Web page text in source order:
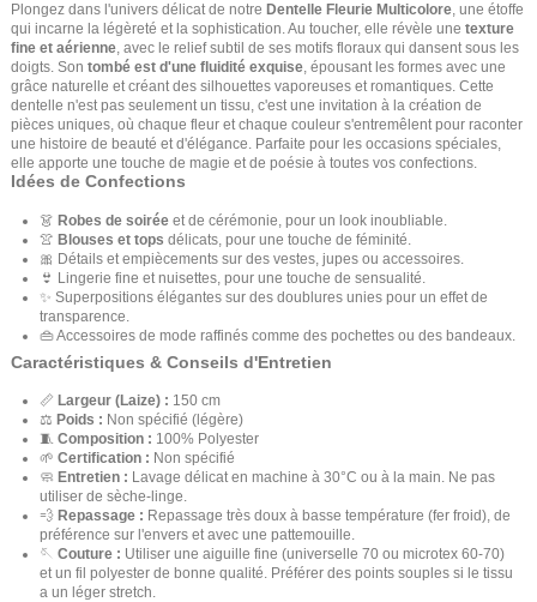
Plongez dans l'univers délicat de notre Dentelle Fleurie Multicolore, une étoffe
qui incarne la légèreté et la sophistication. Au toucher, elle révèle une texture
fine et aérienne, avec le relief subtil de ses motifs floraux qui dansent sous les
doigts. Son tombé est d'une fluidité exquise, épousant les formes avec une
grâce naturelle et créant des silhouettes vaporeuses et romantiques. Cette
dentelle n'est pas seulement un tissu, c'est une invitation à la création de
pièces uniques, où chaque fleur et chaque couleur s'entremêlent pour raconter
une histoire de beauté et d'élégance. Parfaite pour les occasions spéciales,
elle apporte une touche de magie et de poésie à toutes vos confections.
Idées de Confections
👗 Robes de soirée et de cérémonie, pour un look inoubliable.
👚 Blouses et tops délicats, pour une touche de féminité.
🎀 Détails et empiècements sur des vestes, jupes ou accessoires.
👙 Lingerie fine et nuisettes, pour une touche de sensualité.
✨ Superpositions élégantes sur des doublures unies pour un effet de
transparence.
👜 Accessoires de mode raffinés comme des pochettes ou des bandeaux.
Caractéristiques & Conseils d'Entretien
📏 Largeur (Laize) : 150 cm
⚖️ Poids : Non spécifié (légère)
🧵 Composition : 100% Polyester
🌱 Certification : Non spécifié
🧼 Entretien : Lavage délicat en machine à 30°C ou à la main. Ne pas
utiliser de sèche-linge.
💨 Repassage : Repassage très doux à basse température (fer froid), de
préférence sur l'envers et avec une pattemouille.
🪡 Couture : Utiliser une aiguille fine (universelle 70 ou microtex 60-70)
et un fil polyester de bonne qualité. Préférer des points souples si le tissu
a un léger stretch.